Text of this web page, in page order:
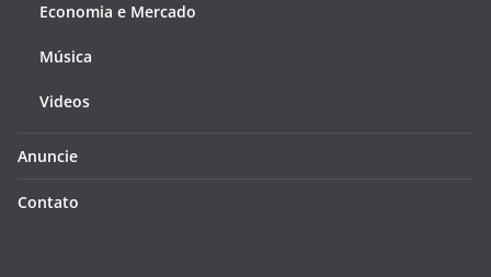
Economia e Mercado
Música
Videos
Anuncie
Contato